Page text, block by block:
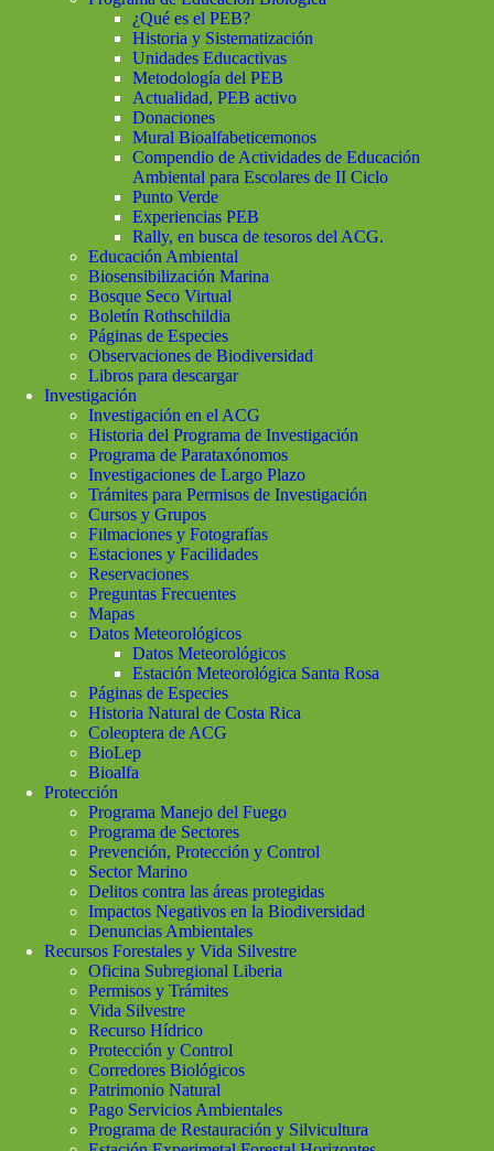
¿Qué es el PEB?
Historia y Sistematización
Unidades Educactivas
Metodología del PEB
Actualidad, PEB activo
Donaciones
Mural Bioalfabeticemonos
Compendio de Actividades de Educación
Ambiental para Escolares de II Ciclo
Punto Verde
Experiencias PEB
Rally, en busca de tesoros del ACG.
Educación Ambiental
Biosensibilización Marina
Bosque Seco Virtual
Boletín Rothschildia
Páginas de Especies
Observaciones de Biodiversidad
Libros para descargar
Investigación
Investigación en el ACG
Historia del Programa de Investigación
Programa de Parataxónomos
Investigaciones de Largo Plazo
Trámites para Permisos de Investigación
Cursos y Grupos
Filmaciones y Fotografías
Estaciones y Facilidades
Reservaciones
Preguntas Frecuentes
Mapas
Datos Meteorológicos
Datos Meteorológicos
Estación Meteorológica Santa Rosa
Páginas de Especies
Historia Natural de Costa Rica
Coleoptera de ACG
BioLep
Bioalfa
Protección
Programa Manejo del Fuego
Programa de Sectores
Prevención, Protección y Control
Sector Marino
Delitos contra las áreas protegidas
Impactos Negativos en la Biodiversidad
Denuncias Ambientales
Recursos Forestales y Vida Silvestre
Oficina Subregional Liberia
Permisos y Trámites
Vida Silvestre
Recurso Hídrico
Protección y Control
Corredores Biológicos
Patrimonio Natural
Pago Servicios Ambientales
Programa de Restauración y Silvicultura